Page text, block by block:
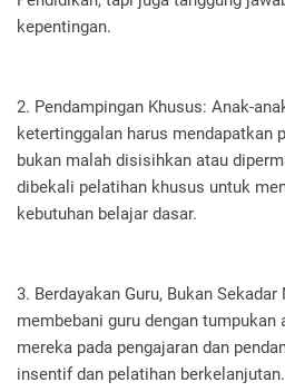
kepentingan.
2. Pendampingan Khusus: Anak-
ketertinggalan harus mendapatkan
bukan malah disisihkan atau
dibekali pelatihan khusus untuk
kebutuhan belajar dasar.
3. Berdayakan Guru, Bukan
membebani guru dengan
mereka pada pengajaran dan
insentif dan pelatihan berkelanjutan.